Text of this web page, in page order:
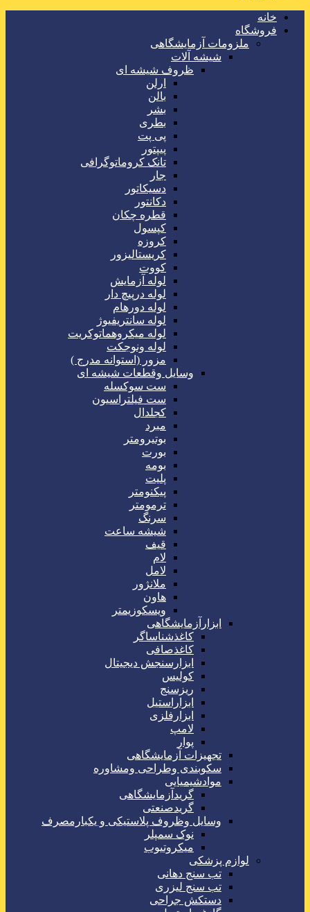
خانه
فروشگاه
ملزومات آزمایشگاهی
شیشه آلات
ظروف شیشه ای
ارلن
بالن
بشر
بطری
پی پت
پیپتور
تانک کروماتوگرافی
جار
دسیکاتور
دکانتور
قطره چکان
کپسول
کروزه
کریستالیزور
کووت
لوله آزمایش
لوله درپیچ دار
لوله دورهام
لوله سانتریفیوژ
لوله میکروهماتوکریت
لوله ونوجکت
مزور (استوانه مدرج )
وسایل وقطعات شیشه ای
ست سوکسله
ست فیلتراسیون
کجلدال
مبرد
بوتیرومتر
بورت
بومه
پلیت
پیکنومتر
ترمومتر
سرنگ
شیشه ساعت
قیف
لام
لامل
ملانژور
هاون
ویسکوزیمتر
ابزارآزمایشگاهی
کاغذشناساگر
کاغذصافی
ابزارسنجش دیجیتال
کولیس
ریزسنج
ابزاراستیل
ابزارفلزی
لامپ
پوار
تجهیزات آزمایشگاهی
سکوبندی وطراحی ومشاوره
موادشیمیایی
گریدآزمایشگاهی
گریدصنعتی
وسایل وظروف پلاستیکی و یکبارمصرف
نوک سمپلر
میکروتیوب
لوازم پزشکی
تب سنج دهانی
تب سنج لیزری
دستکش جراحی